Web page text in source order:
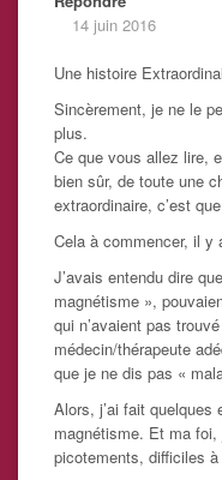
14 juin 2016
Une histoire
Sincèrement, je ne le
plus.
Ce que vous allez lire,
bien sûr, de toute une
extraordinaire, c’est
Cela à commencer, il y
J’avais entendu dire
magnétisme »,
qui n’avaient pas
médecin/thérapeute
que je ne dis pas «
Alors, j’ai fait quelques
magnétisme. Et ma foi,
picotements, difficiles